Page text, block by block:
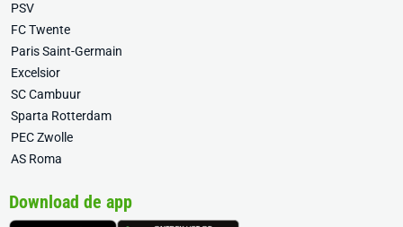
PSV
FC Twente
Paris Saint-Germain
Excelsior
SC Cambuur
Sparta Rotterdam
PEC Zwolle
AS Roma
Download de app